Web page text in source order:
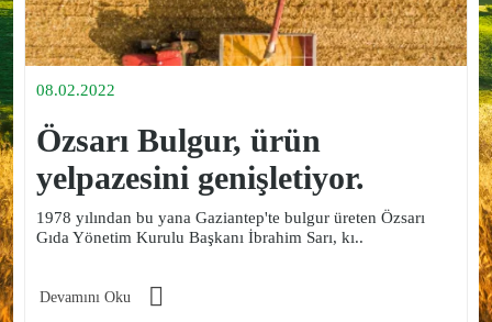
08.02.2022
Özsarı Bulgur, ürün
yelpazesini genişletiyor.
1978 yılından bu yana Gaziantep'te bulgur üreten Özsarı
Gıda Yönetim Kurulu Başkanı İbrahim Sarı, kı..
Devamını Oku